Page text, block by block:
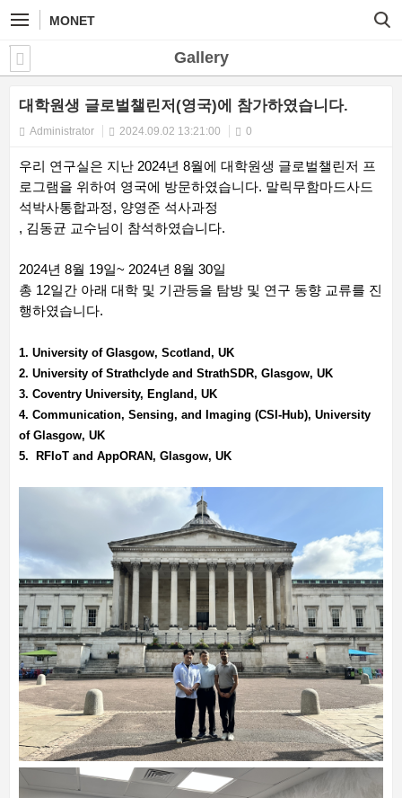
MONET
Gallery
대학원생 글로벌챌린저(영국)에 참가하였습니다.
Administrator 2024.09.02 13:21:00 0
우리 연구실은 지난 2024년 8월에 대학원생 글로벌챌린저 프
로그램을 위하여 영국에 방문하였습니다. 말릭무함마드사드
석박사통합과정, 양영준 석사과정
, 김동균 교수님이 참석하였습니다.
2024년 8월 19일~ 2024년 8월 30일
총 12일간 아래 대학 및 기관등을 탐방 및 연구 동향 교류를 진
행하였습니다.
1. University of Glasgow, Scotland, UK
2. University of Strathclyde and StrathSDR, Glasgow, UK
3. Coventry University, England, UK
4. Communication, Sensing, and Imaging (CSI-Hub), University
of Glasgow, UK
5. RFIoT and AppORAN, Glasgow, UK